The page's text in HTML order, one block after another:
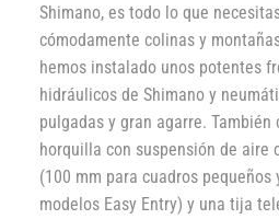
Shimano, es todo lo que
cómodamente colinas y
hemos instalado unos potentes
hidráulicos de Shimano y
pulgadas y gran agarre. También
horquilla con suspensión de aire
(100 mm para cuadros pequeños
modelos Easy Entry) y una tija